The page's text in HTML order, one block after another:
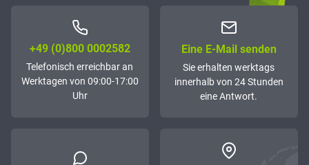
+49 (0)800 0002582
Telefonisch erreichbar an
Werktagen von 09:00-17:00
Uhr
Eine E-Mail senden
Sie erhalten werktags
innerhalb von 24 Stunden
eine Antwort.